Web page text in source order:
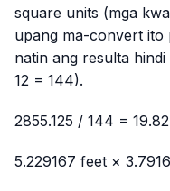
square units (mga
upang ma-convert ito
natin ang resulta
12 = 144).
2855.125 / 144 =
5.229167 feet ×